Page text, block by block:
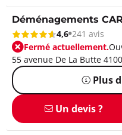
Déménagements
4,6 241 avis
Fermé actuellement.
55 avenue De La Butte
Plus
Un devis ?